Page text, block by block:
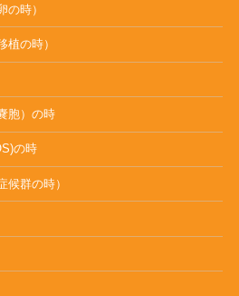
の時）
植の時）
胞）の時
の時
候群の時）